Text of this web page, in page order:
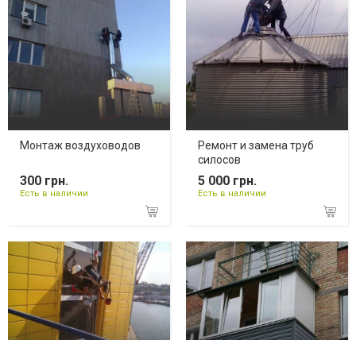
Монтаж воздуховодов
300 грн.
Есть в наличии
Ремонт и замена труб
силосов
5 000 грн.
Есть в наличии